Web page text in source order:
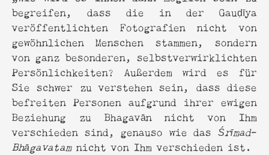
begreifen, dass die in der Gauḍīya
veröffentlichten Fotografien nicht von
gewöhnlichen Menschen stammen, sondern
von ganz besonderen, selbstverwirklichten
Persönlichkeiten? Außerdem wird es für
Sie schwer zu verstehen sein, dass diese
befreiten Personen aufgrund ihrer ewigen
Beziehung zu Bhagavān nicht von Ihm
verschieden sind, genauso wie das Śrīmad-
Bhāgavatamnicht von Ihm verschieden ist.